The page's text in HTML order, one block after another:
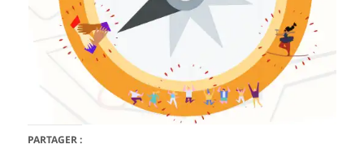
PARTAGER :